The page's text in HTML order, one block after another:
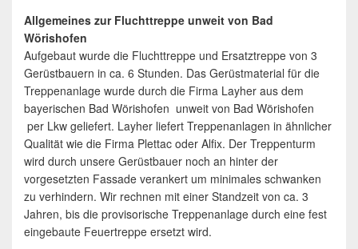
Allgemeines zur Fluchttreppe unweit von Bad
Wörishofen
Aufgebaut wurde die Fluchttreppe und Ersatztreppe von 3
Gerüstbauern in ca. 6 Stunden. Das Gerüstmaterial für die
Treppenanlage wurde durch die Firma Layher aus dem
bayerischen Bad Wörishofen unweit von Bad Wörishofen
per Lkw geliefert. Layher liefert Treppenanlagen in ähnlicher
Qualität wie die Firma Plettac oder Alfix. Der Treppenturm
wird durch unsere Gerüstbauer noch an hinter der
vorgesetzten Fassade verankert um minimales schwanken
zu verhindern. Wir rechnen mit einer Standzeit von ca. 3
Jahren, bis die provisorische Treppenanlage durch eine fest
eingebaute Feuertreppe ersetzt wird.